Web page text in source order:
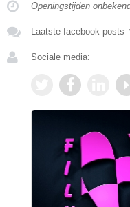
Openingstijden
Laatste facebook posts
Sociale media: